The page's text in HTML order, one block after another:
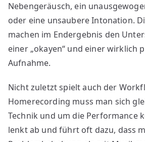
Nebengeräusch, ein
oder eine unsaubere Intonation.
machen im Endergebnis den
einer „okayen“ und einer wirklich
Aufnahme.
Nicht zuletzt spielt auch der
Homerecording muss man sich
Technik und um die Performance
lenkt ab und führt oft dazu, dass